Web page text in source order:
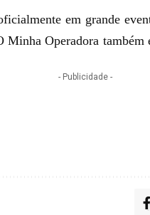
em grande
Operadora também
- Publicidade -